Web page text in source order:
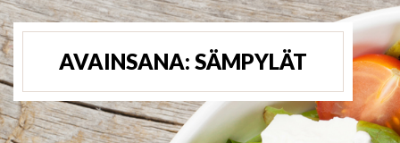
AVAINSANA: SÄMPYLÄT